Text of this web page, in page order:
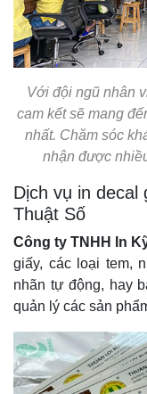
Với đội ngũ nhân
cam kết sẽ mang
nhất. Chăm sóc
nhận được
Dịch vụ in
Thuật Số
Công ty TNHH In
giấy, các loại tem,
nhãn tự động, hay
quản lý các sản